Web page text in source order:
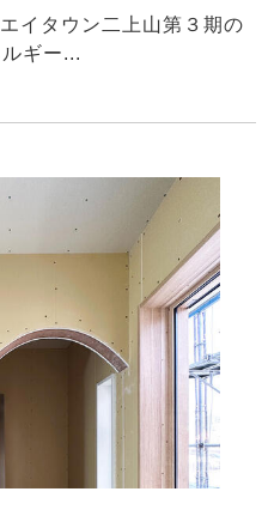
イタウン二上山第３期の
ギー...